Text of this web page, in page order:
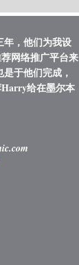
，他们为我设
网络推广平台来
于他们完成，
给在墨尔本